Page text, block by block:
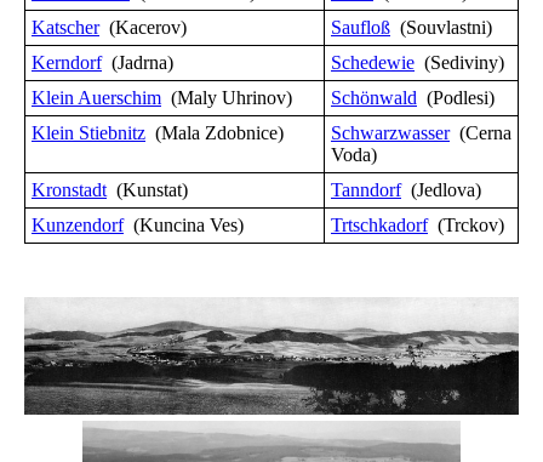
Katscher(Kacerov) Saufloß (Souvlastni)
Kerndorf(Jadrna) Schedewie (Sediviny)
Klein Auerschim (Maly Uhrinov) Schönwald (Podlesi)
Klein Stiebnitz (Mala Zdobnice) Schwarzwasser(Cerna
Voda)
Kronstadt (Kunstat) Tanndorf(Jedlova)
Kunzendorf(Kuncina Ves) Trtschkadorf(Trckov)